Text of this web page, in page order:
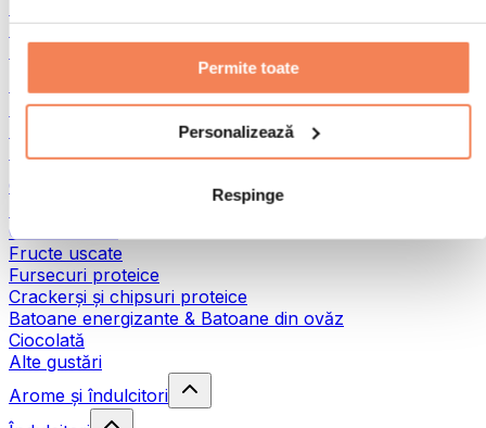
Permite toate
Personalizează
Respinge
Unturi dulci din nuci
Superalimente verzi
Alte superalimente
Gustări proteice
Carne uscată
Fructe uscate
Fursecuri proteice
Crackerși și chipsuri proteice
Batoane energizante & Batoane din ovăz
Ciocolată
Alte gustări
Arome și îndulcitori